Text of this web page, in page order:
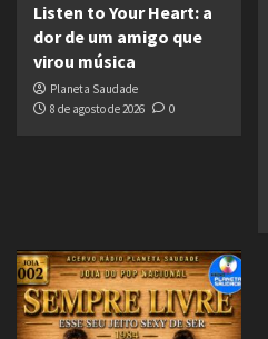
Listen to Your Heart: a
dor de um amigo que
virou música
Planeta Saudade
8 de agosto de 2026
0